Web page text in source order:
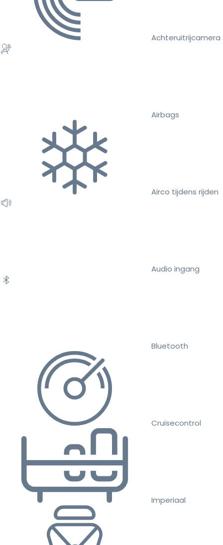
Achteruitrijcamera
Airbags
Airco tijdens rijden
Audio ingang
Bluetooth
Cruisecontrol
Imperiaal